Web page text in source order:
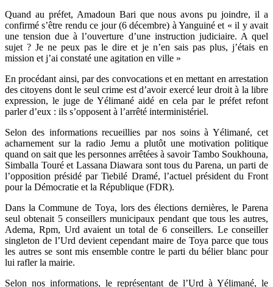
Quand au préfet, Amadoun Bari que nous avons pu joindre, il a
confirmé s’être rendu ce jour (6 décembre) à Yanguiné et « il y avait
une tension due à l’ouverture d’une instruction judiciaire. A quel
sujet ? Je ne peux pas le dire et je n’en sais pas plus, j’étais en
mission et j’ai constaté une agitation en ville »
En procédant ainsi, par des convocations et en mettant en arrestation
des citoyens dont le seul crime est d’avoir exercé leur droit à la libre
expression, le juge de Yélimané aidé en cela par le préfet refont
parler d’eux : ils s’opposent à l’arrêté interministériel.
Selon des informations recueillies par nos soins à Yélimané, cet
acharnement sur la radio Jemu a plutôt une motivation politique
quand on sait que les personnes arrêtées à savoir Tambo Soukhouna,
Simballa Touré et Lassana Diawara sont tous du Parena, un parti de
l’opposition présidé par Tiebilé Dramé, l’actuel président du Front
pour la Démocratie et la République (FDR).
Dans la Commune de Toya, lors des élections dernières, le Parena
seul obtenait 5 conseillers municipaux pendant que tous les autres,
Adema, Rpm, Urd avaient un total de 6 conseillers. Le conseiller
singleton de l’Urd devient cependant maire de Toya parce que tous
les autres se sont mis ensemble contre le parti du bélier blanc pour
lui rafler la mairie.
Selon nos informations, le représentant de l’Urd à Yélimané, le